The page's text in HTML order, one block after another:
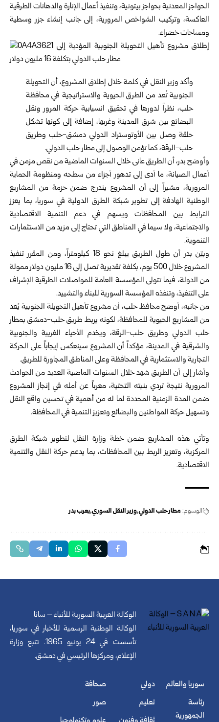
الحواجز المعدنية بحواجز بيتونية، وتنفيذ أعمال الإنارة والدهانات الطرقية
العاكسة، وتركيب الشواخص المرورية، إلى جانب إنشاء جزر وسطية
ومساحات خضراء.
وأكد وزير النقل في كلمة خلال إطلاق المشروع، أن التحويلة
الجنوبية تُعد من الطرق الحيوية والاستراتيجية في محافظة
حلب، نظراً لدورها في تحقيق انسيابية حركة المرور ونقل
البضائع بين شرق المدينة وغربها، إضافة إلى كونها تشكل
حلقة وصل بين الأوتوستراد الدولي دمشق-حلب وطريق
حلب-الرقة، كما تؤمن الوصول إلى مطار حلب الدولي.
وأوضح بدر، أن الطريق عانى خلال السنوات الماضية من نقص مزمن في
أعمال الصيانة، ما أدى إلى تدهور أجزاء من سطحه ومنظومة الحماية
المرورية، مشيراً إلى أن المشروع يندرج ضمن حزمة من المشاريع
الوطنية الهادفة إلى تطوير شبكة الطرق الدولية في سوريا، بما يعزز
الترابط بين المحافظات ويسهم في دعم التنمية الاقتصادية
والاجتماعية، ولا سيما في المناطق التي تحتاج إلى مزيد من الاستثمارات
التنموية.
وبيّن بدر أن طول الطريق يبلغ نحو 18 كيلومتراً، ومن المقرر تنفيذ
المشروع خلال 500 يوم، بكلفة تقديرية تصل إلى 16 مليون دولار ممولة
من الدولة، فيما تتولى المؤسسة العامة للمواصلات الطرقية الإشراف
على التنفيذ، وتنفذه المؤسسة السورية للبناء والتشييد.
من جانبه، أوضح محافظ حلب، أن مشروع تأهيل التحويلة الجنوبية يُعد
من المشاريع الحيوية للمحافظة، لكونه يربط طريق حلب-دمشق بمطار
حلب الدولي وطريق حلب-الرقة، ويخدم الأحياء الغربية والجنوبية
والشرقية في المدينة، مؤكداً أن المشروع سينعكس إيجاباً على الحركة
التجارية والاستثمارية في المحافظة وعلى المناطق المجاورة للطريق.
وأشار إلى أن الطريق شهد خلال السنوات الماضية العديد من الحوادث
المرورية نتيجة تردي بنيته التحتية، معرباً عن أمله في إنجاز المشروع
ضمن المدة الزمنية المحددة لما له من أهمية في تحسين واقع النقل
وتسهيل حركة المواطنين والبضائع وتعزيز التنمية في المحافظة.
وتأتي هذه المشاريع ضمن خطة وزارة النقل لتطوير شبكة الطرق
المركزية، وتعزيز الربط بين المحافظات، بما يدعم حركة النقل والتنمية
الاقتصادية.‏
الوسوم: مطار حلب الدولي وزير النقل السوري يعرب بدر
الوكالة العربية السورية للأنباء – سانا
الوكالة الوطنية الرسمية للأخبار في سوريا،
تأسست في 24 يونيو 1965. تتبع وزارة
الإعلام، ومركزها الرئيسي في دمشق.
سوريا والعالم
رئاسة
الجمهورية
دولي
تعليم
صحافة
صور